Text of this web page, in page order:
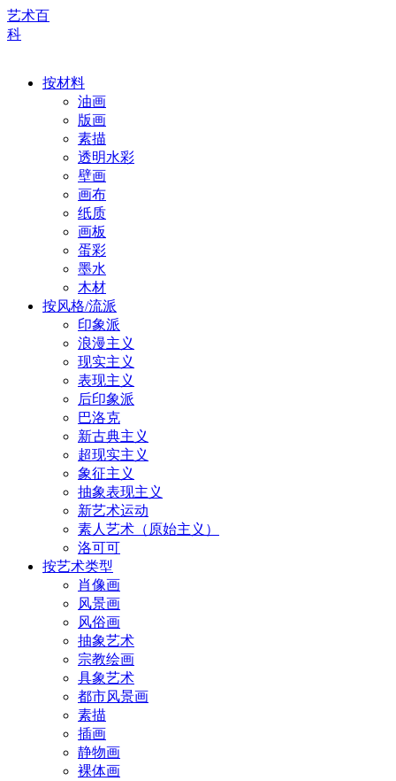
艺术百
科
按材料
油画
版画
素描
透明水彩
壁画
画布
纸质
画板
蛋彩
墨水
木材
按风格/流派
印象派
浪漫主义
现实主义
表现主义
后印象派
巴洛克
新古典主义
超现实主义
象征主义
抽象表现主义
新艺术运动
素人艺术（原始主义）
洛可可
按艺术类型
肖像画
风景画
风俗画
抽象艺术
宗教绘画
具象艺术
都市风景画
素描
插画
静物画
裸体画